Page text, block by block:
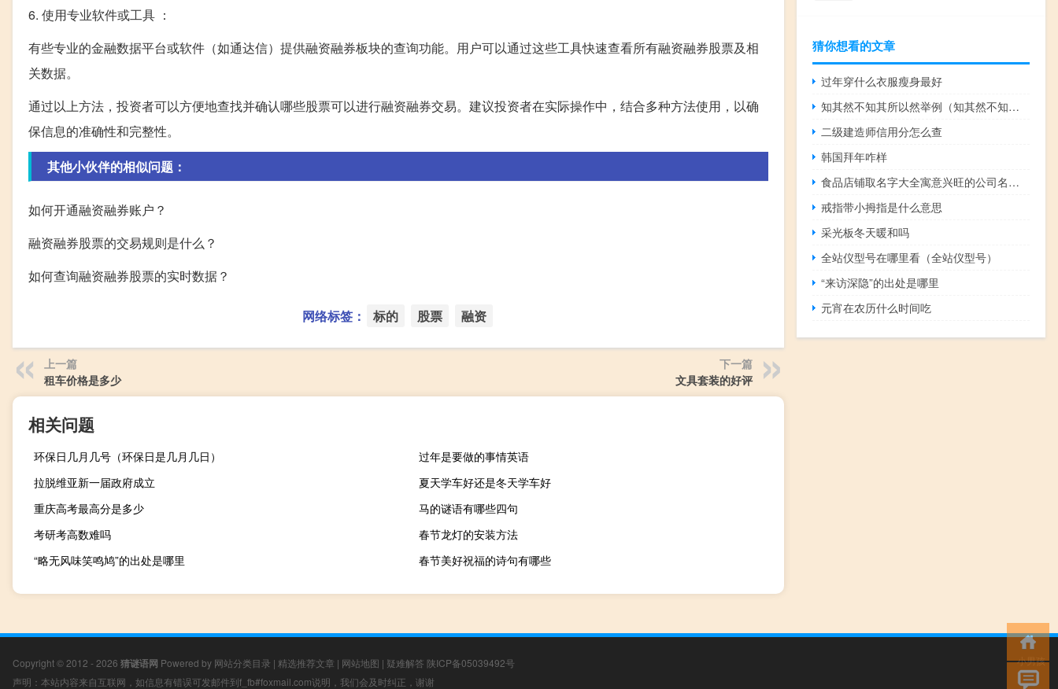
6. 使用专业软件或工具 ：
有些专业的金融数据平台或软件（如通达信）提供融资融券板块的查询功能。用户可以通过这些工具快速查看所有融资融券股票及相
关数据。
通过以上方法，投资者可以方便地查找并确认哪些股票可以进行融资融券交易。建议投资者在实际操作中，结合多种方法使用，以确
保信息的准确性和完整性。
其他小伙伴的相似问题：
如何开通融资融券账户？
融资融券股票的交易规则是什么？
如何查询融资融券股票的实时数据？
网络标签： 标的 股票 融资
上一篇
租车价格是多少
下一篇
文具套装的好评
相关问题
环保日几月几号（环保日是几月几日）
过年是要做的事情英语
拉脱维亚新一届政府成立
夏天学车好还是冬天学车好
重庆高考最高分是多少
马的谜语有哪些四句
考研考高数难吗
春节龙灯的安装方法
“略无风味笑鸣鸠”的出处是哪里
春节美好祝福的诗句有哪些
猜你想看的文章
过年穿什么衣服瘦身最好
知其然不知其所以然举例（知其然不知其所以然）
二级建造师信用分怎么查
韩国拜年咋样
食品店铺取名字大全寓意兴旺的公司名称（食品店铺名称大全）
戒指带小拇指是什么意思
采光板冬天暖和吗
全站仪型号在哪里看（全站仪型号）
“来访深隐”的出处是哪里
元宵在农历什么时间吃
Copyright © 2012 - 2026 猜谜语网 Powered by 网站分类目录 | 精选推荐文章 | 网站地图 | 疑难解答 陕ICP备05039492号
声明：本站内容来自互联网，如信息有错误可发邮件到f_fb#foxmail.com说明，我们会及时纠正，谢谢
小男孩